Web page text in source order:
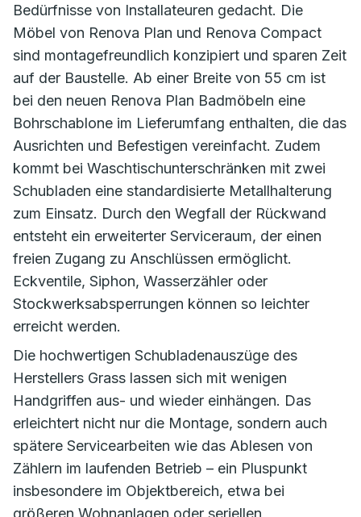
Bedürfnisse von Installateuren gedacht. Die
Möbel von Renova Plan und Renova Compact
sind montagefreundlich konzipiert und sparen Zeit
auf der Baustelle. Ab einer Breite von 55 cm ist
bei den neuen Renova Plan Badmöbeln eine
Bohrschablone im Lieferumfang enthalten, die das
Ausrichten und Befestigen vereinfacht. Zudem
kommt bei Waschtischunterschränken mit zwei
Schubladen eine standardisierte Metallhalterung
zum Einsatz. Durch den Wegfall der Rückwand
entsteht ein erweiterter Serviceraum, der einen
freien Zugang zu Anschlüssen ermöglicht.
Eckventile, Siphon, Wasserzähler oder
Stockwerksabsperrungen können so leichter
erreicht werden.
Die hochwertigen Schubladenauszüge des
Herstellers Grass lassen sich mit wenigen
Handgriffen aus- und wieder einhängen. Das
erleichtert nicht nur die Montage, sondern auch
spätere Servicearbeiten wie das Ablesen von
Zählern im laufenden Betrieb – ein Pluspunkt
insbesondere im Objektbereich, etwa bei
größeren Wohnanlagen oder seriellen